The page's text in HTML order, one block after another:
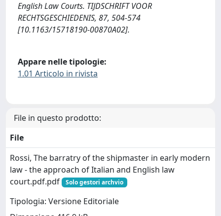
English Law Courts. TIJDSCHRIFT VOOR
RECHTSGESCHIEDENIS, 87, 504-574
[10.1163/15718190-00870A02].
Appare nelle tipologie:
1.01 Articolo in rivista
File in questo prodotto:
File
Rossi, The barratry of the shipmaster in early modern
law - the approach of Italian and English law
court.pdf.pdf
Solo gestori archvio
Tipologia: Versione Editoriale